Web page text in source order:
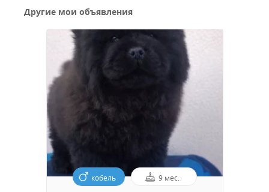
Другие мои объявления
кобель 9 мес.